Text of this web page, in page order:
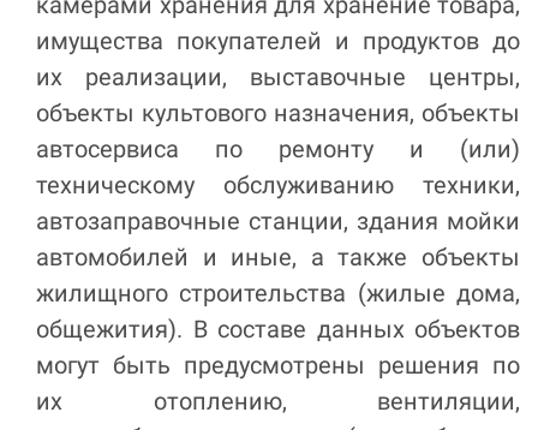
имущества покупателей и продуктов до
их реализации, выставочные центры,
объекты культового назначения, объекты
автосервиса по ремонту и (или)
техническому обслуживанию техники,
автозаправочные станции, здания мойки
автомобилей и иные, а также объекты
жилищного строительства (жилые дома,
общежития). В составе данных объектов
могут быть предусмотрены решения по
их отоплению, вентиляции,